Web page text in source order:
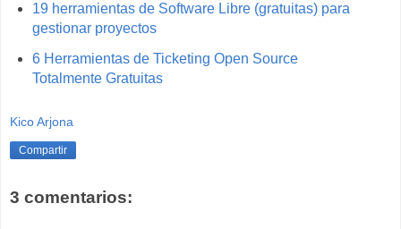
19 herramientas de Software Libre (gratuitas) para
gestionar proyectos
6 Herramientas de Ticketing Open Source
Totalmente Gratuitas
Kico Arjona
Compartir
3 comentarios: